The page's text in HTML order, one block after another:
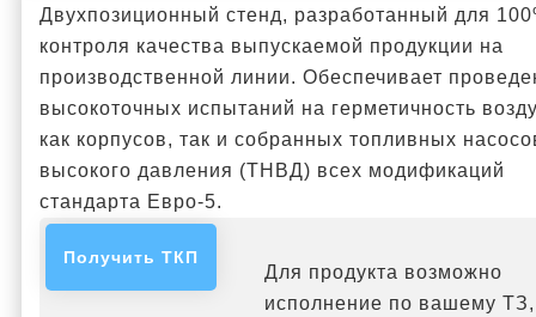
Двухпозиционный стенд, разработанный для
контроля качества выпускаемой продукции на
производственной линии. Обеспечивает
высокоточных испытаний на герметичность
как корпусов, так и собранных топливных
высокого давления (ТНВД) всех модификаций
стандарта Евро-5.
Получить ТКП
Для продукта возможно
исполнение по вашему